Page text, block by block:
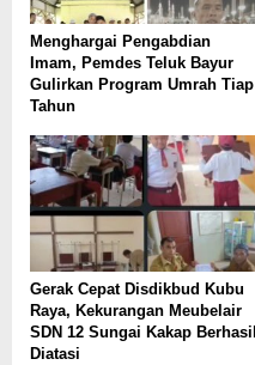
Menghargai Pengabdian
Imam, Pemdes Teluk Bayur
Gulirkan Program Umrah Tiap
Tahun
Gerak Cepat Disdikbud Kubu
Raya, Kekurangan Meubelair
SDN 12 Sungai Kakap Berhasil
Diatasi